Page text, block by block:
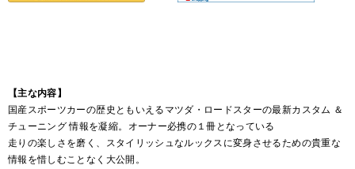
【主な内容】
国産スポーツカーの歴史ともいえるマツダ・ロードスターの最新カスタム ＆
チューニング 情報を凝縮。オーナー必携の１冊となっている
走りの楽しさを磨く、スタイリッシュなルックスに変身させるための貴重な
情報を惜しむことなく大公開。